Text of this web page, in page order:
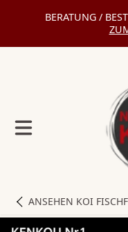
DIREKT
INHALT
BERATUNG /
ANSEHEN KOI